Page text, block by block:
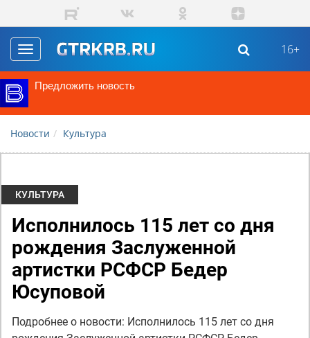
Перейти к основному содержанию
Toggle
navigation
16+
Предложить новость
Новости Культура
КУЛЬТУРА
Исполнилось 115 лет со дня
рождения Заслуженной
артистки РСФСР Бедер
Юсуповой
Подробнее о новости: Исполнилось 115 лет со дня